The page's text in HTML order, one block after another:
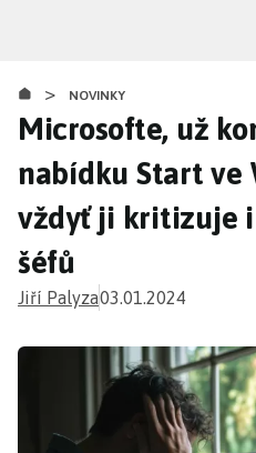
obsahu
> NOVINKY
Microsofte, už
nabídku Start ve
vždyť ji kritizuje
šéfů
Jiří Palyza03.01.2024